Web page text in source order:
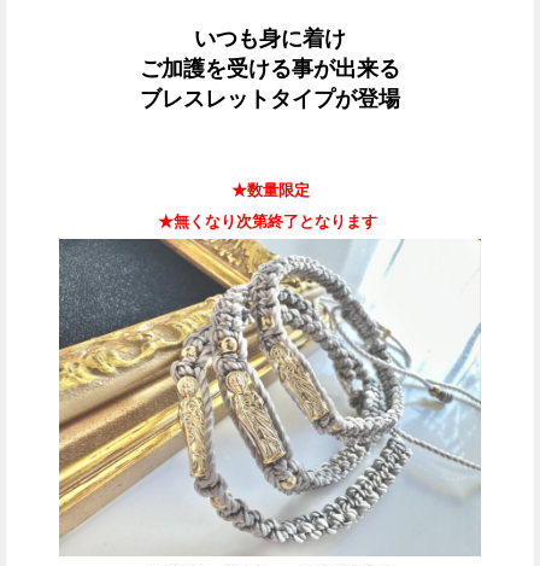
いつも身に着け
ご加護を受ける事が出来る
ブレスレットタイプが登場
★数量限定
★無くなり次第終了となります